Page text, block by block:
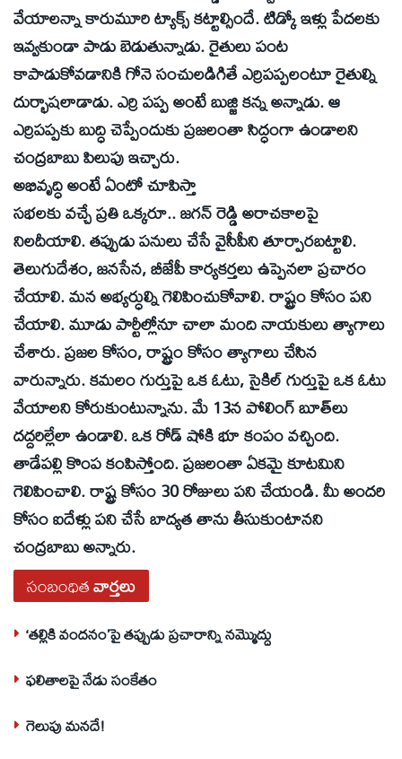
వేయాలన్నా కారుమూరి ట్యాక్స్‌ కట్టాల్సిందే. టిడ్కో ఇళ్లు పేదలకు
ఇవ్వకుండా పాడు బెడుతున్నాడు. రైతులు పంట
కాపాడుకోవడానికి గోనె సంచులడిగితే ఎర్రిపప్పలంటూ రైతుల్ని
దుర్భాషలాడాడు. ఎర్రి పప్ప అంటే బుజ్జి కన్న అన్నాడు. ఆ
ఎర్రిపప్పకు బుద్ధి చెప్పేందుకు ప్రజలంతా సిద్ధంగా ఉండాలని
చంద్రబాబు పిలుపు ఇచ్చారు.
అభివృద్ధి అంటే ఏంటో చూపిస్తా
సభలకు వచ్చే ప్రతి ఒక్కరూ.. జగన్‌ రెడ్డి అరాచకాలపై
నిలదీయాలి. తప్పుడు పనులు చేసే వైసీపీని తూర్పారబట్టాలి.
తెలుగుదేశం, జనసేన, బీజేపీ కార్యకర్తలు ఉప్పెనలా ప్రచారం
చేయాలి. మన అభ్యర్ధుల్ని గెలిపించుకోవాలి. రాష్ట్రం కోసం పని
చేయాలి. మూడు పార్టీల్లోనూ చాలా మంది నాయకులు త్యాగాలు
చేశారు. ప్రజల కోసం, రాష్ట్రం కోసం త్యాగాలు చేసిన
వారున్నారు. కమలం గుర్తుపై ఒక ఓటు, సైకిల్‌ గుర్తుపై ఒక ఓటు
వేయాలని కోరుకుంటున్నాను. మే 13న పోలింగ్‌ బూత్‌లు
దద్దరిల్లేలా ఉండాలి. ఒక రోడ్‌ షోకి భూ కంపం వచ్చింది.
తాడేపల్లి కొంప కంపిస్తోంది. ప్రజలంతా ఏకమై కూటమిని
గెలిపించాలి. రాష్ట్ర కోసం 30 రోజులు పని చేయండి. మీ అందరి
కోసం ఐదేళ్లు పని చేసే బాద్యత తాను తీసుకుంటానని
చంద్రబాబు అన్నారు.
సంబంధితవార్తలు
‘తల్లికి వందనం’పై తప్పుడు ప్రచారాన్ని నమ్మొద్దు
ఫలితాలపై నేడు సంకేతం
గెలుపు మనదే!